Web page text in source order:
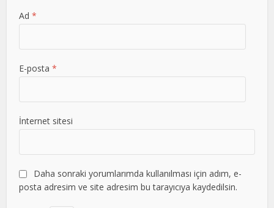
Ad*
E-posta*
İnternet sitesi
Daha sonraki yorumlarımda kullanılması için adım, e-
posta adresim ve site adresim bu tarayıcıya kaydedilsin.